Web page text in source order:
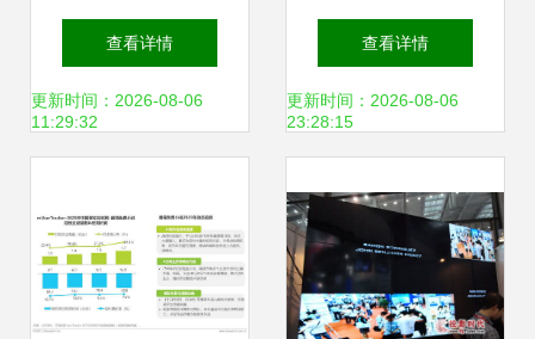
长黄新波赴中国移
动云能力中心调研
查看详情
更新时间：2026-08-06
11:29:32
创新突破“覆盖空
洞”识别难题 助力
术升级
查看详情
更新时间：2026-08-06
23:28:15